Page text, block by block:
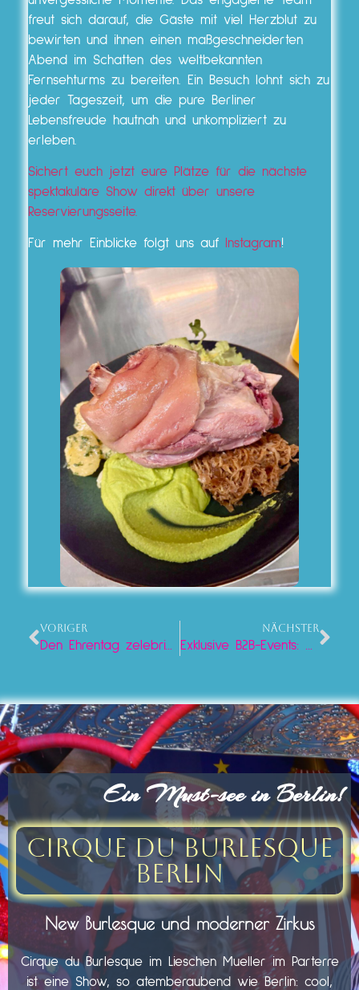
freut sich darauf, die Gäste mit viel Herzblut zu
bewirten und ihnen einen maßgeschneiderten
Abend im Schatten des weltbekannten
Fernsehturms zu bereiten. Ein Besuch lohnt sich zu
jeder Tageszeit, um die pure Berliner
Lebensfreude hautnah und unkompliziert zu
erleben.
Sichert euch jetzt eure Plätze für die nächste
spektakuläre Show direkt über unsere
Reservierungsseite.
Für mehr Einblicke folgt uns auf Instagram!
VORIGER
Den Ehrentag zelebrieren: Das beste Geburtstag Abendprogramm Berlin Alexanderplatz
NÄCHSTER
Exklusive B2B-Events: Die perfekte Event Location Berlin Zentrum für deine Firmenfeier
Ein Must-see in Berlin!
Cirque du Burlesque
Berlin
New Burlesque und moderner Zirkus
Cirque du Burlesque im Lieschen Mueller im Parterre
ist eine Show, so atemberaubend wie Berlin: cool,